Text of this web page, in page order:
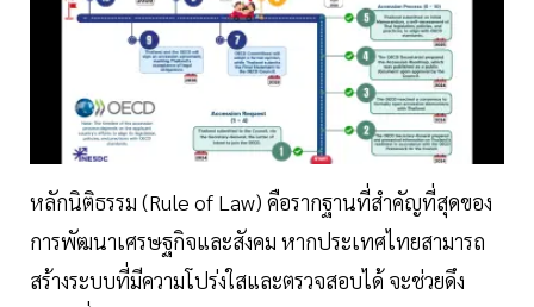
หลักนิติธรรม (Rule of Law) คือรากฐานที่สำคัญที่สุดของ
การพัฒนาเศรษฐกิจและสังคม หากประเทศไทยสามารถ
สร้างระบบที่มีความโปร่งใสและตรวจสอบได้ จะช่วยดึง